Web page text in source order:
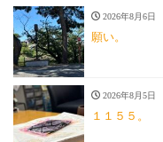
2026年8月6日
願い。
2026年8月5日
１１５５。